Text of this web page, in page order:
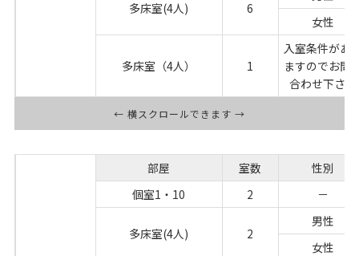
多床室(4人) 6
女性
多床室（4人） 1
入室条件があ
ますのでお問
合わせ下さい
← 横スクロールできます →
部屋 室数
性別
個室1・10
2 －
多床室(4人) 2
男性
女性